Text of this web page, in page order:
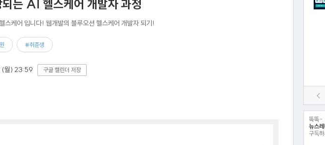
는 AI 헬스케어 개발자 과정
스케어 입니다! 웹개발의 블루오션 헬스케어 개발자 되기!
#취준생
월) 23:59 구글 캘린더 저장